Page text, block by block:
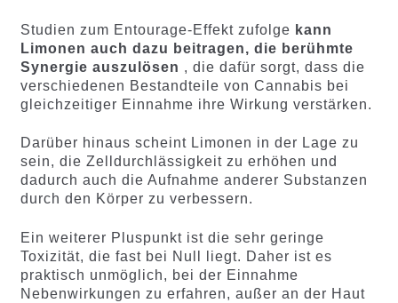
Studien zum Entourage-Effekt zufolge kann
Limonen auch dazu beitragen, die berühmte
Synergie auszulösen , die dafür sorgt, dass die
verschiedenen Bestandteile von Cannabis bei
gleichzeitiger Einnahme ihre Wirkung verstärken.
Darüber hinaus scheint Limonen in der Lage zu
sein, die Zelldurchlässigkeit zu erhöhen und
dadurch auch die Aufnahme anderer Substanzen
durch den Körper zu verbessern.
Ein weiterer Pluspunkt ist die sehr geringe
Toxizität, die fast bei Null liegt. Daher ist es
praktisch unmöglich, bei der Einnahme
Nebenwirkungen zu erfahren, außer an der Haut